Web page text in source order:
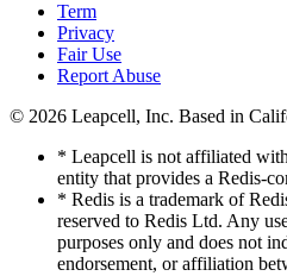
Term
Privacy
Fair Use
Report Abuse
© 2026 Leapcell, Inc. Based in
* Leapcell is not affiliated
entity that provides a Redis-
* Redis is a trademark of
reserved to Redis Ltd. Any
purposes only and does not
endorsement, or affiliation